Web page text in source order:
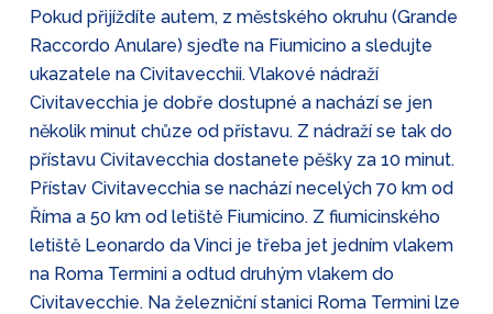
Pokud přijíždíte autem, z městského okruhu (Grande
Raccordo Anulare) sjeďte na Fiumicino a sledujte
ukazatele na Civitavecchii. Vlakové nádraží
Civitavecchia je dobře dostupné a nachází se jen
několik minut chůze od přístavu. Z nádraží se tak do
přístavu Civitavecchia dostanete pěšky za 10 minut.
Přístav Civitavecchia se nachází necelých 70 km od
Říma a 50 km od letiště Fiumicino. Z fiumicinského
letiště Leonardo da Vinci je třeba jet jedním vlakem
na Roma Termini a odtud druhým vlakem do
Civitavecchie. Na železniční stanici Roma Termini lze